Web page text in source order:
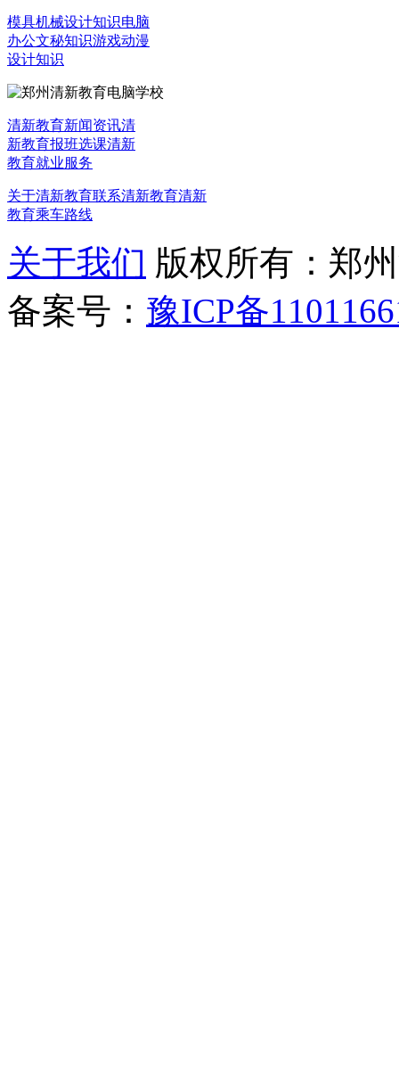
模具机械设计知识电脑
办公文秘知识游戏动漫
设计知识
清新教育新闻资讯清
新教育报班选课清新
教育就业服务
关于清新教育联系清新教育清新
教育乘车路线
关于我们 版权所有：郑
备案号： 豫ICP备